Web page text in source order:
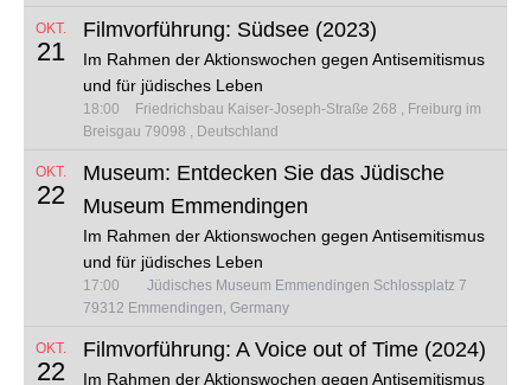
OKT.
21
Filmvorführung: Südsee (2023)
Im Rahmen der Aktionswochen gegen Antisemitismus
und für jüdisches Leben
18:00 Friedrichsbau Kaiser-Joseph-Straße 268
Freiburg im
Breisgau 79098
Deutschland
OKT.
22
Museum: Entdecken Sie das Jüdische
Museum Emmendingen
Im Rahmen der Aktionswochen gegen Antisemitismus
und für jüdisches Leben
17:00
Jüdisches Museum Emmendingen Schlossplatz 7
79312 Emmendingen, Germany
OKT.
22
Filmvorführung: A Voice out of Time (2024)
Im Rahmen der Aktionswochen gegen Antisemitismus